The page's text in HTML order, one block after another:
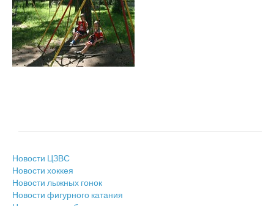
Новости ЦЗВС
Новости хоккея
Новости лыжных гонок
Новости фигурного катания